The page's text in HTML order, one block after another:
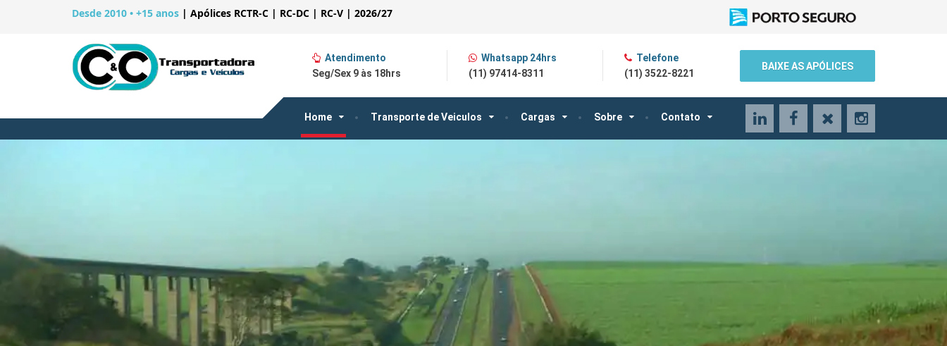
Desde 2010 • +15 anos | Apólices RCTR-C | RC-DC | RC-V | 2026/27
Home Transporte de Veiculos Cargas Sobre Contato
Atendimento
Seg/Sex 9 às 18hrs
Whatsapp 24hrs
(11) 97414-8311
Telefone
(11) 3522-8221
BAIXE AS APÓLICES
LinkedInFacebook
X Instagram